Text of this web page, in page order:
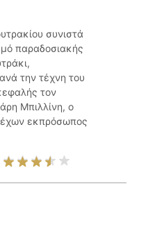
συνιστά
παραδοσιακής
την τέχνη του
τον
Μπιλλίνη, ο
εκπρόσωπος